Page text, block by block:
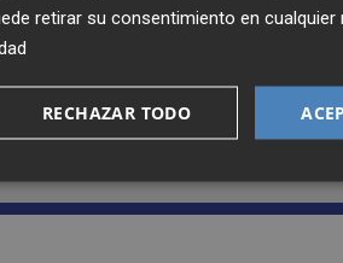
la actualidad de
en tu correo
retirar su consentimiento en
RECHAZAR TODO